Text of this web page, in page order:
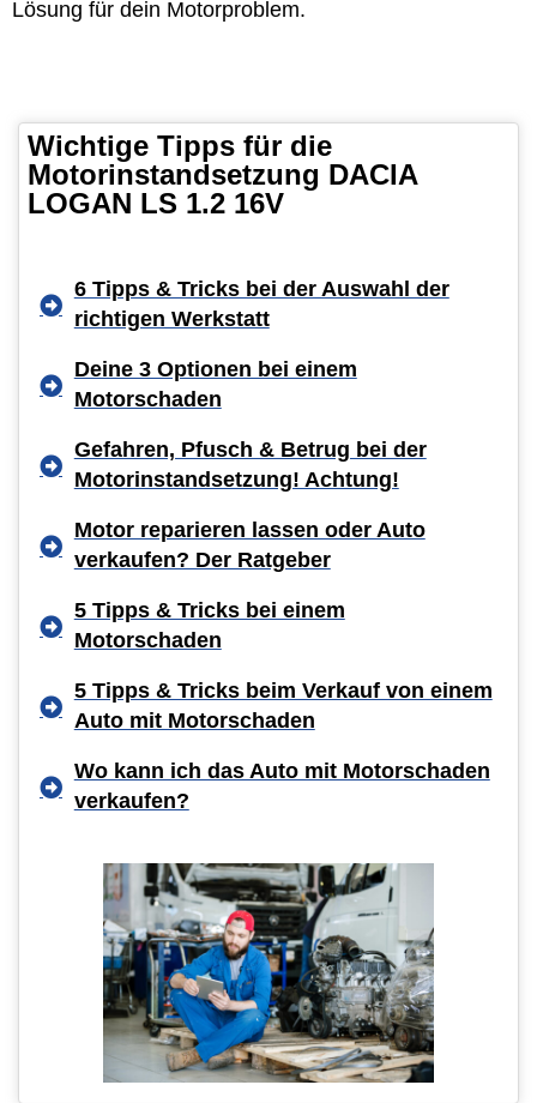
Lösung für dein Motorproblem.
Wichtige Tipps für die
Motorinstandsetzung DACIA
LOGAN LS 1.2 16V
6 Tipps & Tricks bei der Auswahl der
richtigen Werkstatt
Deine 3 Optionen bei einem
Motorschaden
Gefahren, Pfusch & Betrug bei der
Motorinstandsetzung! Achtung!
Motor reparieren lassen oder Auto
verkaufen? Der Ratgeber
5 Tipps & Tricks bei einem
Motorschaden
5 Tipps & Tricks beim Verkauf von einem
Auto mit Motorschaden
Wo kann ich das Auto mit Motorschaden
verkaufen?